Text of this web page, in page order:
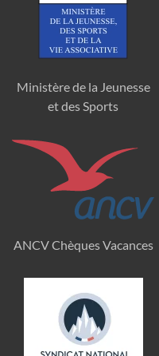
Ministère de la Jeunesse
et des Sports
ANCV Chèques Vacances